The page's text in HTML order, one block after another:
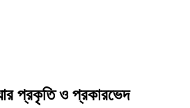
প্রকৃতি ও প্রকারভেদ